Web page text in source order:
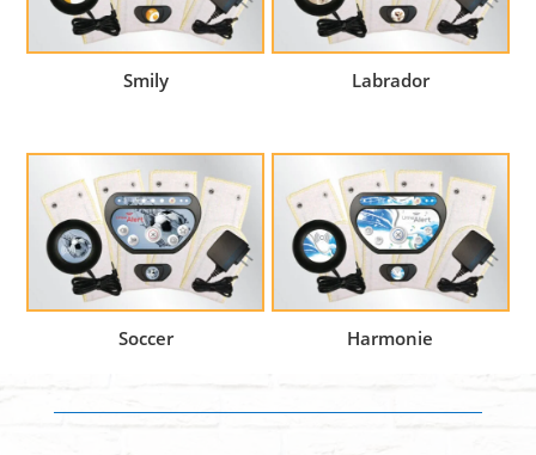
Smily Labrador
Soccer Harmonie